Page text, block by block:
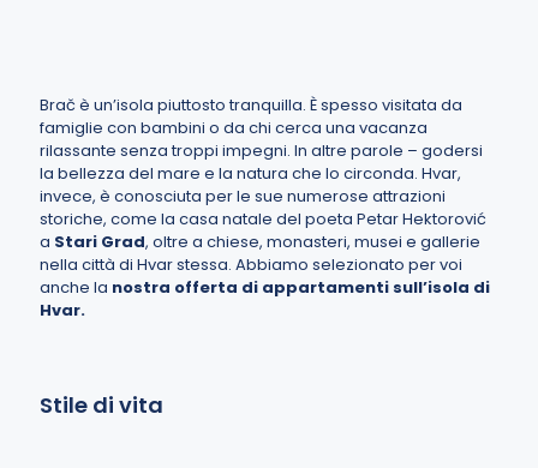
Brač è un’isola piuttosto tranquilla. È spesso visitata da
famiglie con bambini o da chi cerca una vacanza
rilassante senza troppi impegni. In altre parole – godersi
la bellezza del mare e la natura che lo circonda. Hvar,
invece, è conosciuta per le sue numerose attrazioni
storiche, come la casa natale del poeta Petar Hektorović
a Stari Grad, oltre a chiese, monasteri, musei e gallerie
nella città di Hvar stessa. Abbiamo selezionato per voi
anche la nostra offerta di appartamenti sull’isola di
Hvar.
Stile di vita